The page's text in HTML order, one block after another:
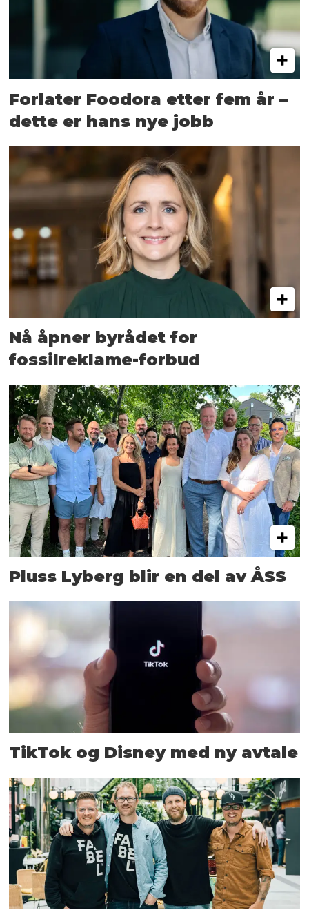
Forlater Foodora etter fem år –
dette er hans nye jobb
Nå åpner byrådet for
fossilreklame-forbud
Pluss Lyberg blir en del av ÅSS
TikTok og Disney med ny avtale